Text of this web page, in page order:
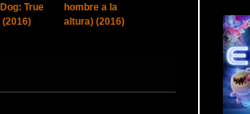
True
(2016)
hombre a la
altura) (2016)